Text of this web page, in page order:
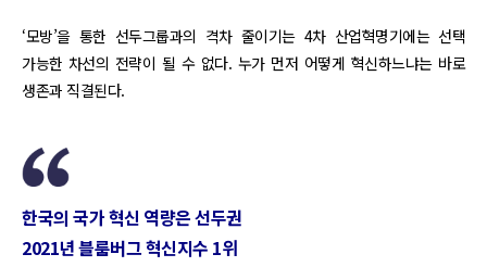
‘모방’을 통한 선두그룹과의 격차 줄이기는 4차 산업혁명기에는 선택
가능한 차선의 전략이 될 수 없다. 누가 먼저 어떻게 혁신하느냐는 바로
생존과 직결된다.
한국의 국가 혁신 역량은 선두권
2021년 블룸버그 혁신지수 1위